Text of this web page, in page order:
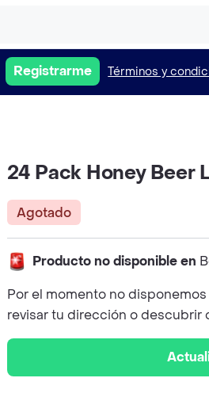
Registrarme Términos y
24 Pack Honey Beer
Agotado
Producto no disponible en
Por el momento no
revisar tu dirección o descubrir